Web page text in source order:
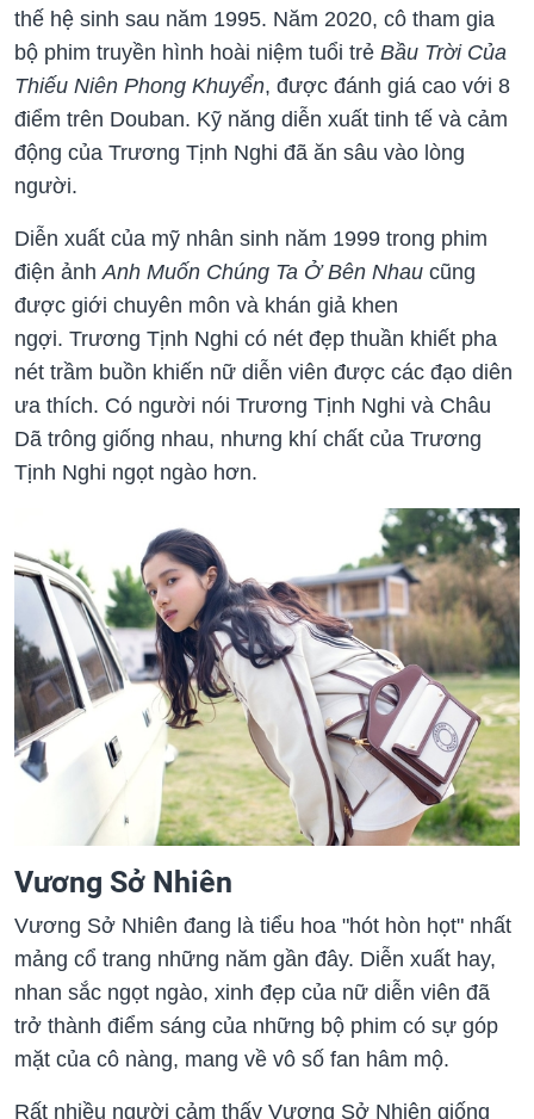
thế hệ sinh sau năm 1995. Năm 2020, cô tham gia
bộ phim truyền hình hoài niệm tuổi trẻ Bầu Trời Của
Thiếu Niên Phong Khuyển, được đánh giá cao với 8
điểm trên Douban. Kỹ năng diễn xuất tinh tế và cảm
động của Trương Tịnh Nghi đã ăn sâu vào lòng
người.
Diễn xuất của mỹ nhân sinh năm 1999 trong phim
điện ảnhAnh Muốn Chúng Ta Ở Bên Nhau cũng
được giới chuyên môn và khán giả khen
ngợi. Trương Tịnh Nghi có nét đẹp thuần khiết pha
nét trầm buồn khiến nữ diễn viên được các đạo diên
ưa thích. Có người nói Trương Tịnh Nghi và Châu
Dã trông giống nhau, nhưng khí chất của Trương
Tịnh Nghi ngọt ngào hơn.
Vương Sở Nhiên
Vương Sở Nhiên đang là tiểu hoa "hót hòn họt" nhất
mảng cổ trang những năm gần đây. Diễn xuất hay,
nhan sắc ngọt ngào, xinh đẹp của nữ diễn viên đã
trở thành điểm sáng của những bộ phim có sự góp
mặt của cô nàng, mang về vô số fan hâm mộ.
Rất nhiều người cảm thấy Vương Sở Nhiên giống